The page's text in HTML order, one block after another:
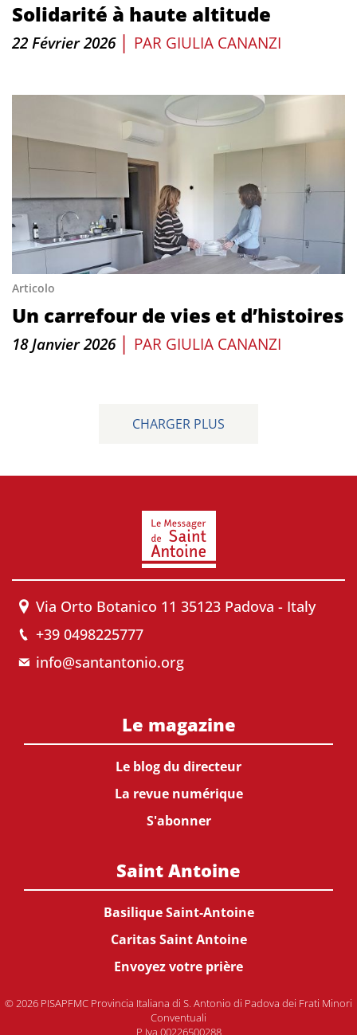
Solidarité à haute altitude
22 Février 2026 | PAR GIULIA CANANZI
Articolo
Un carrefour de vies et d’histoires
18 Janvier 2026 | PAR GIULIA CANANZI
CHARGER PLUS
Via Orto Botanico 11 35123 Padova - Italy
+39 0498225777
info@santantonio.org
Le magazine
Le blog du directeur
La revue numérique
S'abonner
Saint Antoine
Basilique Saint-Antoine
Caritas Saint Antoine
Envoyez votre prière
© 2026 PISAPFMC Provincia Italiana di S. Antonio di Padova dei Frati Minori
Conventuali
P.Iva 00226500288